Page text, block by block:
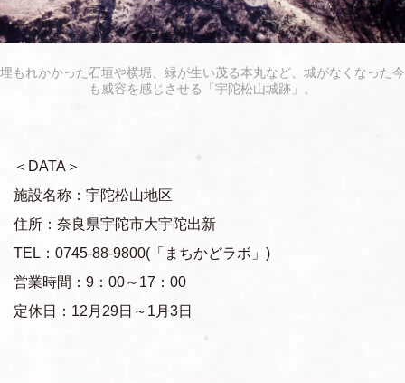
埋もれかかった石垣や横堀、緑が生い茂る本丸など、城がなくなった今
も威容を感じさせる「宇陀松山城跡」。
＜DATA＞
施設名称：宇陀松山地区
住所：奈良県宇陀市大宇陀出新
TEL：0745-88-9800(「まちかどラボ」)
営業時間：9：00～17：00
定休日：12月29日～1月3日